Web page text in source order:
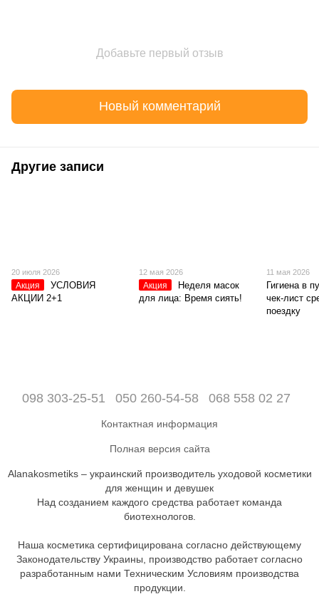
Добавьте первый отзыв
Новый комментарий
Другие записи
20 июля 2026
Акция
УСЛОВИЯ
АКЦИИ 2+1
12 мая 2026
Акция
Неделя масок
для лица: Время сиять!
11 мая 2026
Гигиена в
чек-лист
поездку
098 303-25-51 050 260-54-58 068 558 02 27
Контактная информация
Полная версия сайта
Alanakosmetiks – украинский производитель уходовой косметики
для женщин и девушек
Над созданием каждого средства работает команда
биотехнологов.
Наша косметика сертифицирована согласно действующему
Законодательству Украины, производство работает согласно
разработанным нами Техническим Условиям производства
продукции.